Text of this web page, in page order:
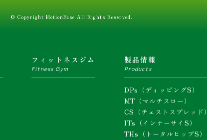
© Copyright MotionBase All Rights Reserved.
フィットネスジム
Fitness Gym
製品情報
Products
DPs（ディッピングS）
MT（マルチスロー）
CS（チェストスプレッド）
ITs（インナーサイS）
THs（トータルヒップS）